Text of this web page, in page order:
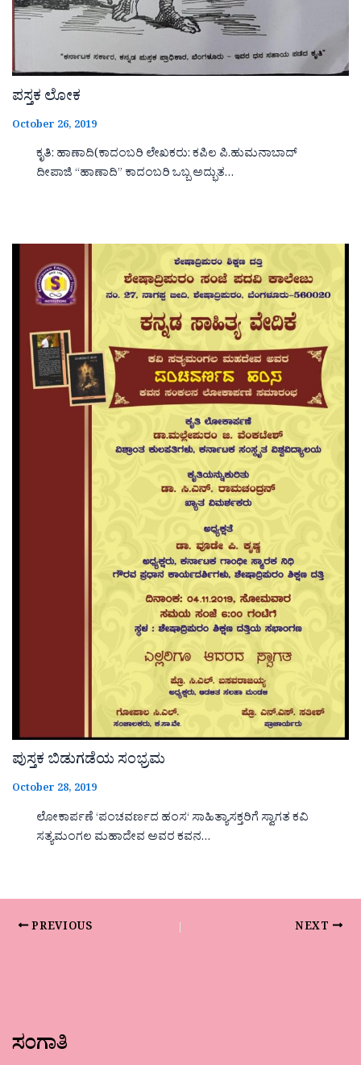
ಪಸ್ತಕ ಲೋಕ
October 26, 2019
ಕೃತಿ: ಹಾಣಾದಿ(ಕಾದಂಬರಿ ಲೇಖಕರು: ಕಪಿಲ ಪಿ.ಹುಮನಾಬಾದ್
ದೀಪಾಜಿ “ಹಾಣಾದಿ‌‌‌‌” ಕಾದಂಬರಿ ಒಬ್ಬ ಅದ್ಭುತ…
ಪುಸ್ತಕ ಬಿಡುಗಡೆಯ ಸಂಭ್ರಮ
October 28, 2019
ಲೋಕಾರ್ಪಣೆ ‘ಪಂಚವರ್ಣದ ಹಂಸ‘ ಸಾಹಿತ್ಯಾಸಕ್ತರಿಗೆ ಸ್ವಾಗತ ಕವಿ
ಸತ್ಯಮಂಗಲ ಮಹಾದೇವ ಅವರ ಕವನ…
PREVIOUS NEXT
ಸಂಗಾತಿ